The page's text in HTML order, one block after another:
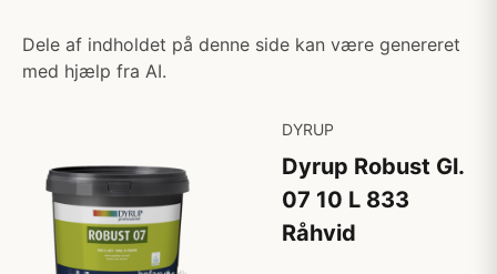
Dele af indholdet på denne side kan være genereret
med hjælp fra AI.
DYRUP
Dyrup Robust Gl.
07 10 L 833
Råhvid